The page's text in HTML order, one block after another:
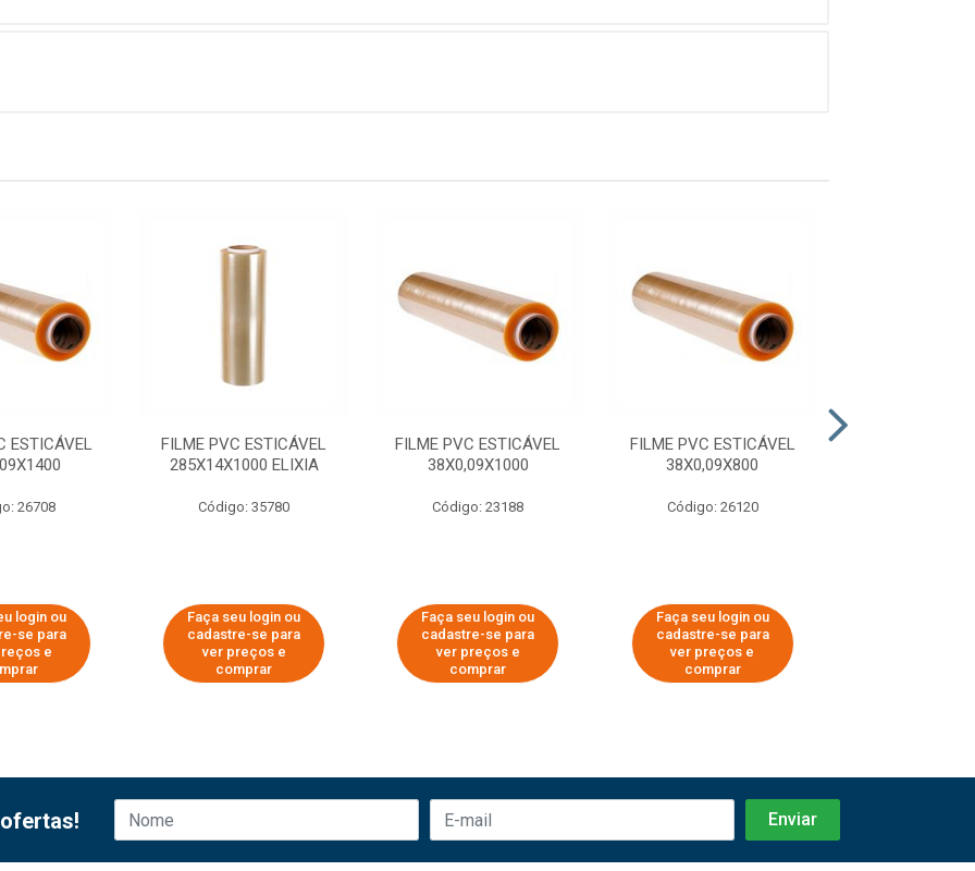
ESTICÁVEL
26708
login ou
se para
e
FILME PVC ESTICÁVEL
285X14X1000 ELIXIA
Código: 35780
Faça seu login ou
cadastre-se para
ver preços e
comprar
FILME PVC ESTICÁVEL
38X0,09X1000
Código: 23188
Faça seu login ou
cadastre-se para
ver preços e
comprar
FILME PVC ESTICÁVEL
38X0,09X800
Código: 26120
Faça seu login ou
cadastre-se para
ver preços e
comprar